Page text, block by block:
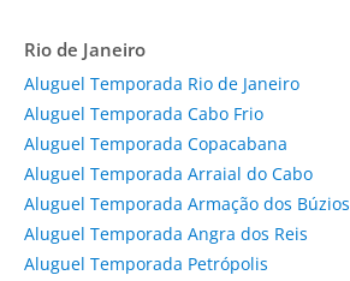
Rio de Janeiro
Aluguel Temporada Rio de Janeiro
Aluguel Temporada Cabo Frio
Aluguel Temporada Copacabana
Aluguel Temporada Arraial do Cabo
Aluguel Temporada Armação dos Búzios
Aluguel Temporada Angra dos Reis
Aluguel Temporada Petrópolis